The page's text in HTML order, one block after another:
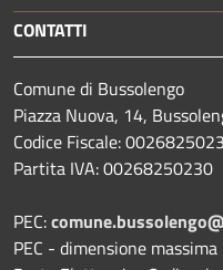
CONTATTI
Comune di Bussolengo
Piazza Nuova, 14,
Codice Fiscale:
Partita IVA: 00268250230
PEC:
PEC - dimensione